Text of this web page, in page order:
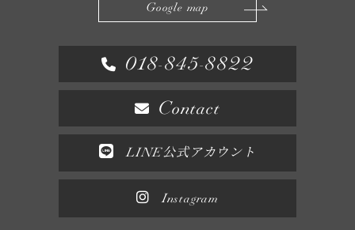
Google map
018-845-8822
Contact
LINE公式アカウント
Instagram